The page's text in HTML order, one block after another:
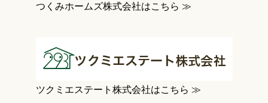
つくみホームズ株式会社はこちら ≫
ツクミエステート株式会社はこちら ≫